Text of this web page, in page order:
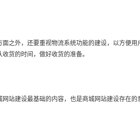
外，还要重视物流系统功能的建设，以方便用
货的时间，做好收货的准备。
建设最基础的内容，也是商城网站建设存在的